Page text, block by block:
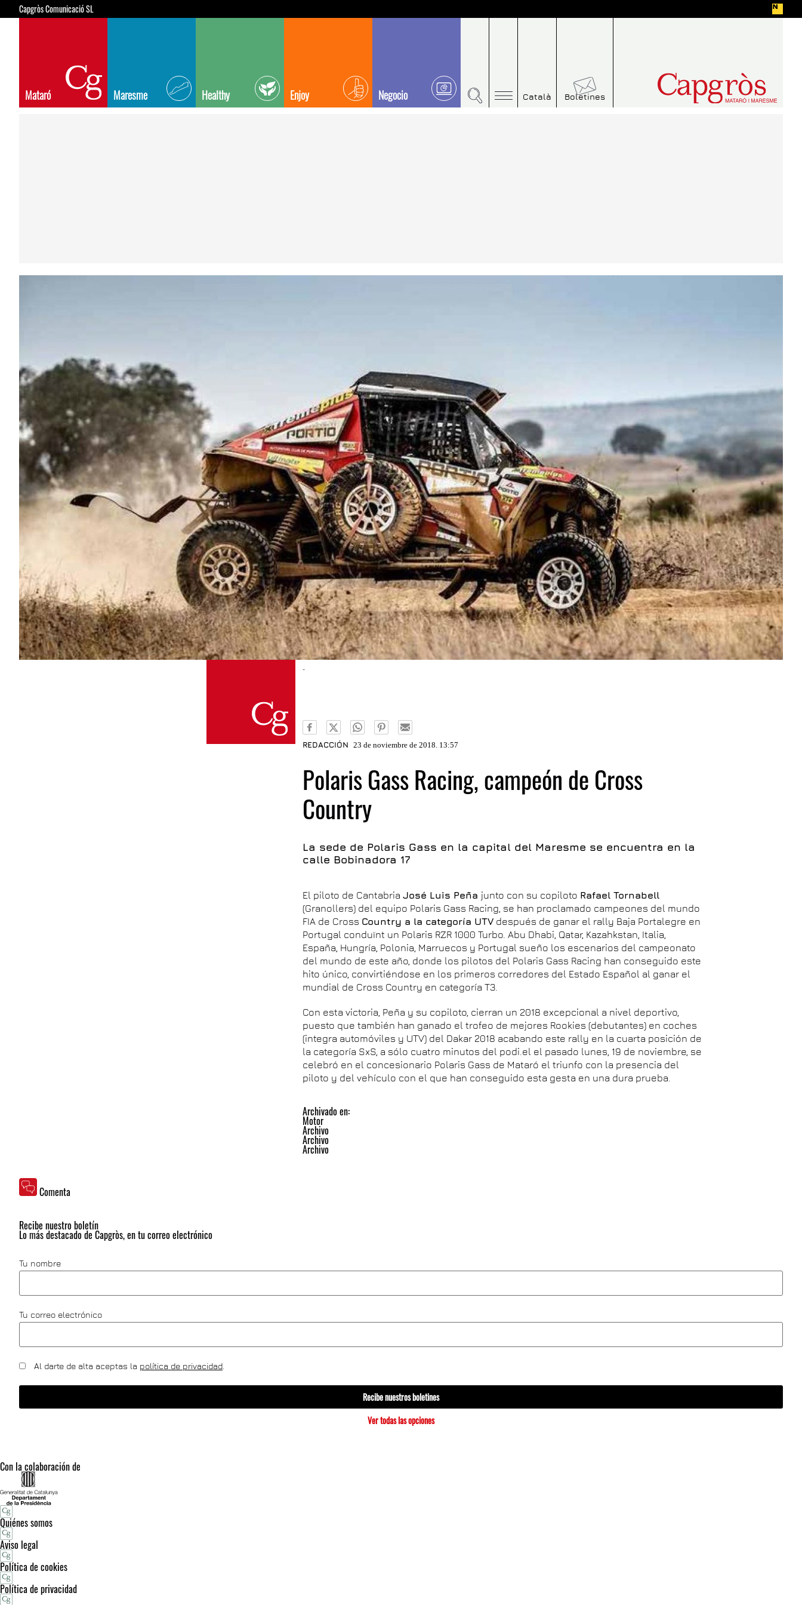
Capgròs Comunicació SL
Mataró Maresme Healthy Enjoy Negocio Català Boletines
-
REDACCIÓN 23 de noviembre de 2018. 13:57
Polaris Gass Racing, campeón de Cross
Country
La sede de Polaris Gass en la capital del Maresme se encuentra en la
calle Bobinadora 17
El piloto de CantabriaJosé Luis Peña junto con su copiloto Rafael Tornabell
(Granollers) del equipo Polaris Gass Racing, se han proclamado campeones del mundo
FIA de Cross Country a la categoría UTV después de ganar el rally Baja Portalegre en
Portugal conduïnt un Polaris RZR 1000 Turbo. Abu Dhabi, Qatar, Kazahkstan, Italia,
España, Hungría, Polonia, Marruecos y Portugal sueño los escenarios del campeonato
del mundo de este año, donde los pilotos del Polaris Gass Racing han conseguido este
hito único, convirtiéndose en los primeros corredores del Estado Español al ganar el
mundial de Cross Country en categoría T3.
Con esta victoria, Peña y su copiloto, cierran un 2018 excepcional a nivel deportivo,
puesto que también han ganado el trofeo de mejores Rookies (debutantes) en coches
(integra automóviles y UTV) del Dakar 2018 acabando este rally en la cuarta posición de
la categoría SxS, a sólo cuatro minutos del podi.el el pasado lunes, 19 de noviembre, se
celebró en el concesionario Polaris Gass de Mataró el triunfo con la presencia del
piloto y del vehículo con el que han conseguido esta gesta en una dura prueba.
Archivado en:
Motor
Archivo
Archivo
Archivo
Comenta
Recibe nuestro boletín
Lo más destacado de Capgròs, en tu correo electrónico
Tu nombre
Tu correo electrónico
Al darte de alta aceptas la política de privacidad
Recibe nuestros boletines
Ver todas las opciones
Con la colaboración de
Quiénes somos
Aviso legal
Política de cookies
Política de privacidad